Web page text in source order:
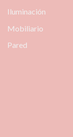
Iluminación
Mobiliario
Pared